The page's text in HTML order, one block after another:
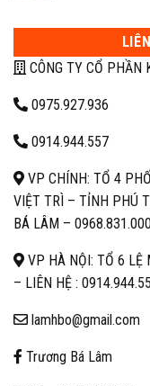
CÔNG TY CỔ PHẦN
0975.927.936
0914.944.557
VP CHÍNH: TỔ 4
VIỆT TRÌ – TỈNH PHÚ
BÁ LÂM –
VP HÀ NỘI: TỔ 6 LỆ
– LIÊN HỆ :
lamhbo@gmail.com
Trương Bá Lâm